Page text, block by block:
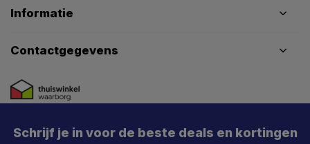
Informatie
Contactgegevens
Schrijf je in voor de beste deals en kortingen